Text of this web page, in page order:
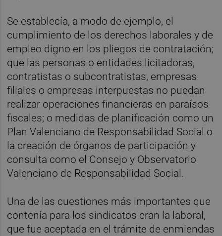
Se establecía, a modo de ejemplo, el
cumplimiento de los derechos laborales y de
empleo digno en los pliegos de contratación;
que las personas o entidades licitadoras,
contratistas o subcontratistas, empresas
filiales o empresas interpuestas no puedan
realizar operaciones financieras en paraísos
fiscales; o medidas de planificación como un
Plan Valenciano de Responsabilidad Social o
la creación de órganos de participación y
consulta como el Consejo y Observatorio
Valenciano de Responsabilidad Social.
Una de las cuestiones más importantes que
contenía para los sindicatos eran la laboral,
que fue aceptada en el trámite de enmiendas